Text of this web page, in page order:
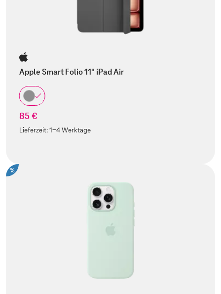
Apple Smart Folio 11" iPad Air
85 €
Lieferzeit:1-4 Werktage
%